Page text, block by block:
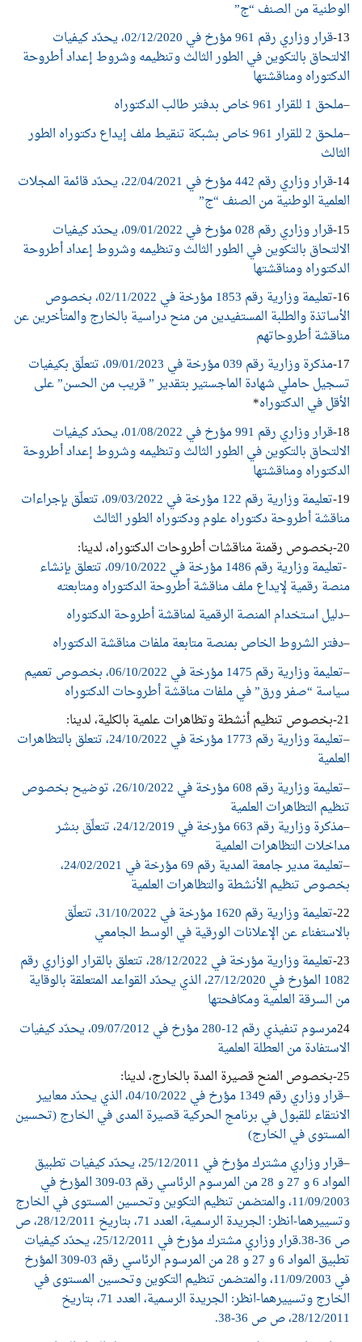
الوطنية من الصنف “ج”
13-
قرار وزاري رقم 961 مؤرخ في 02/12/2020، يحدّد كيفيات
الالتحاق بالتكوين في الطور الثالث وتنظيمه وشروط إعداد أطروحة
الدكتوراه ومناقشتها
–ملحق 1 للقرار 961 خاص بدفتر طالب الدكتوراه
–
ملحق 2 للقرار 961 خاص بشبكة تنقيط ملف إيداع دكتوراه الطور
الثالث
14-
قرار وزاري رقم 442 مؤرخ في 22/04/2021، يحدّد قائمة المجلات
العلمية الوطنية من الصنف “ج”
15-
قرار وزاري رقم 028 مؤرخ في 09/01/2022، يحدّد كيفيات
الالتحاق بالتكوين في الطور الثالث وتنظيمه وشروط إعداد أطروحة
الدكتوراه ومناقشتها
16-
تعليمة وزارية رقم 1853 مؤرخة في 02/11/2022، بخصوص
الأساتذة والطلبة المستفيدين من منح دراسية بالخارج والمتأخرين عن
مناقشة أطروحاتهم
17-
مذكرة وزارية رقم 039 مؤرخة في 09/01/2023، تتعلّق بكيفيات
تسجيل حاملي شهادة الماجستير بتقدير ” قريب من الحسن” على
الأقل في الدكتوراه*
18-
قرار وزاري رقم 991 مؤرخ في 01/08/2022، يحدّد كيفيات
الالتحاق بالتكوين في الطور الثالث وتنظيمه وشروط إعداد أطروحة
الدكتوراه ومناقشتها
19-
تعليمة وزارية رقم 122 مؤرخة في 09/03/2022، تتعلّق بإجراءات
مناقشة أطروحة دكتوراه علوم ودكتوراه الطور الثالث
20-بخصوص رقمنة مناقشات أطروحات الدكتوراه، لدينا:
-تعليمة وزارية رقم 1486 مؤرخة في 09/10/2022، تتعلق بإنشاء
منصة رقمية لإيداع ملف مناقشة أطروحة الدكتوراه ومتابعته
–دليل استخدام المنصة الرقمية لمناقشة أطروحة الدكتوراه
–دفتر الشروط الخاص بمنصة متابعة ملفات مناقشة الدكتوراه
–
تعليمة وزارية رقم 1475 مؤرخة في 06/10/2022، بخصوص تعميم
سياسة “صفر ورق” في ملفات مناقشة أطروحات الدكتوراه
21-بخصوص تنظيم أنشطة وتظاهرات علمية بالكلية، لدينا:
–
تعليمة وزارية رقم 1773 مؤرخة في 24/10/2022، تتعلق بالتظاهرات
العلمية
–
تعليمة وزارية رقم 608 مؤرخة في 26/10/2022، توضيح بخصوص
تنظيم التظاهرات العلمية
–
مذكرة وزارية رقم 663 مؤرخة في 24/12/2019، تتعلّق بنشر
مداخلات التظاهرات العلمية
–
تعليمة مدير جامعة المدية رقم 69 مؤرخة في 24/02/2021،
بخصوص تنظيم الأنشطة والتظاهرات العلمية
22-
تعليمة وزارية رقم 1620 مؤرخة في 31/10/2022، تتعلّق
بالاستغناء عن الإعلانات الورقية في الوسط الجامعي
23-
تعليمة وزارية مؤرخة في 28/12/2022، تتعلق بالقرار الوزاري رقم
1082 المؤرخ في 27/12/2020، الذي يحدّد القواعد المتعلقة بالوقاية
من السرقة العلمية ومكافحتها
24
مرسوم تنفيذي رقم 12-280 مؤرخ في 09/07/2012، يحدّد كيفيات
الاستفادة من العطلة العلمية
25-بخصوص المنح قصيرة المدة بالخارج، لدينا:
–
قرار وزاري رقم 1349 مؤرخ في 04/10/2022، الذي يحدّد معايير
الانتقاء للقبول في برنامج الحركية قصيرة المدى في الخارج (تحسين
المستوى في الخارج)
–
قرار وزاري مشترك مؤرخ في 25/12/2011، يحدّد كيفيات تطبيق
المواد 6 و 27 و 28 من المرسوم الرئاسي رقم 03-309 المؤرخ في
11/09/2003، والمتضمن تنظيم التكوين وتحسين المستوى في الخارج
وتسييرهما-انظر: الجريدة الرسمية، العدد 71، بتاريخ 28/12/2011، ص
ص 36-38.قرار وزاري مشترك مؤرخ في 25/12/2011، يحدّد كيفيات
تطبيق المواد 6 و 27 و 28 من المرسوم الرئاسي رقم 03-309 المؤرخ
في 11/09/2003، والمتضمن تنظيم التكوين وتحسين المستوى في
الخارج وتسييرهما-انظر: الجريدة الرسمية، العدد 71، بتاريخ
28/12/2011، ص ص 36-38.